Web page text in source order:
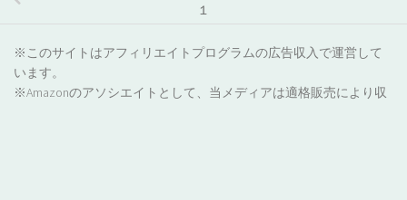
１
※このサイトはアフィリエイトプログラムの広告収入で運営して
います。
※Amazonのアソシエイトとして、当メディアは適格販売により収